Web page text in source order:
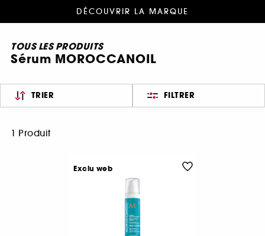
DÉCOUVRIR LA MARQUE
TOUS LES PRODUITS
Sérum MOROCCANOIL
TRIER FILTRER
1 Produit
Exclu web